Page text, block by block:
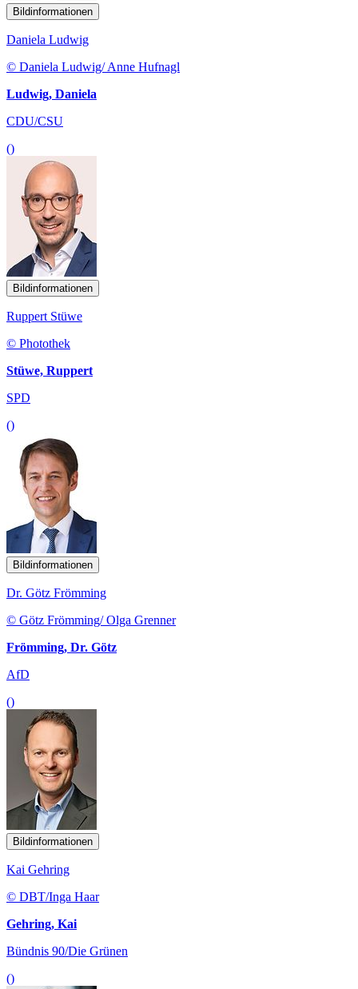
Bildinformationen
Daniela Ludwig
© Daniela Ludwig/ Anne Hufnagl
Ludwig, Daniela
CDU/CSU
()
Bildinformationen
Ruppert Stüwe
© Photothek
Stüwe, Ruppert
SPD
()
Bildinformationen
Dr. Götz Frömming
© Götz Frömming/ Olga Grenner
Frömming, Dr. Götz
AfD
()
Bildinformationen
Kai Gehring
© DBT/Inga Haar
Gehring, Kai
Bündnis 90/Die Grünen
()